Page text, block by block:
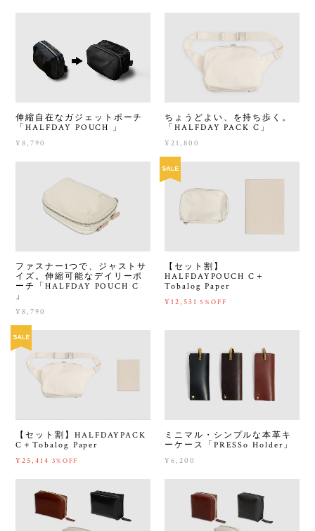
伸縮自在なガジェットポーチ
「HALFDAY POUCH 」
¥8,790
ちょうどよい、を持ち歩く。
「HALFDAY PACK C」
¥21,800
ファスナー1つで、ジャストサ
イズ。伸縮可能なデイリーポ
ーチ「HALFDAY POUCH C
」
¥8,790
【セット割】
HALFDAYPOUCH C＋
Tobalog Paper
¥12,531 5%OFF
【セット割】HALFDAYPACK
C＋Tobalog Paper
¥25,414 3%OFF
ミニマル・シンプルな本革キ
ーケース「PRESSo Holder」
¥6,200